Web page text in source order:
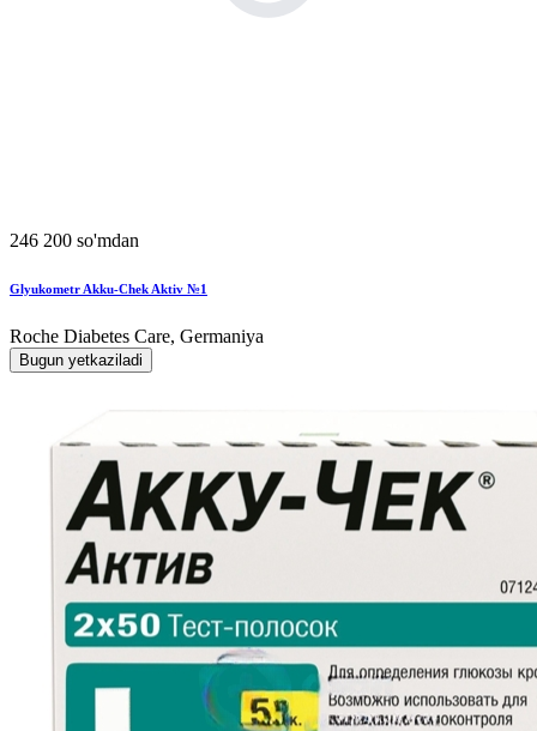
246 200 so'mdan
Glyukometr Akku-Chek Aktiv №1
Roche Diabetes Care, Germaniya
Bugun yetkaziladi